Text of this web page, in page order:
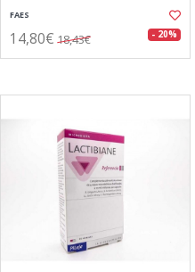
FAES
14,80€ 18,43€ - 20%